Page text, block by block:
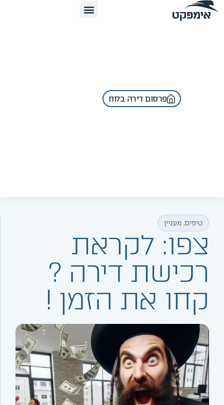
פרסום דירה בלוח
טיפים, מעניין
צפו: לקראת
רכישת דירה ?
קחו את הזמן !